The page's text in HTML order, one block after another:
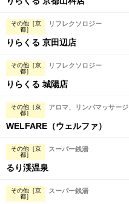
その他［京
都］
リフレクソロジー
りらくる 京田辺店
その他［京
都］
リフレクソロジー
りらくる 城陽店
その他［京
都］
アロマ、リンパマッサージ
WELFARE（ウェルファ）
その他［京
都］
スーパー銭湯
るり渓温泉
その他［京
都］
スーパー銭湯